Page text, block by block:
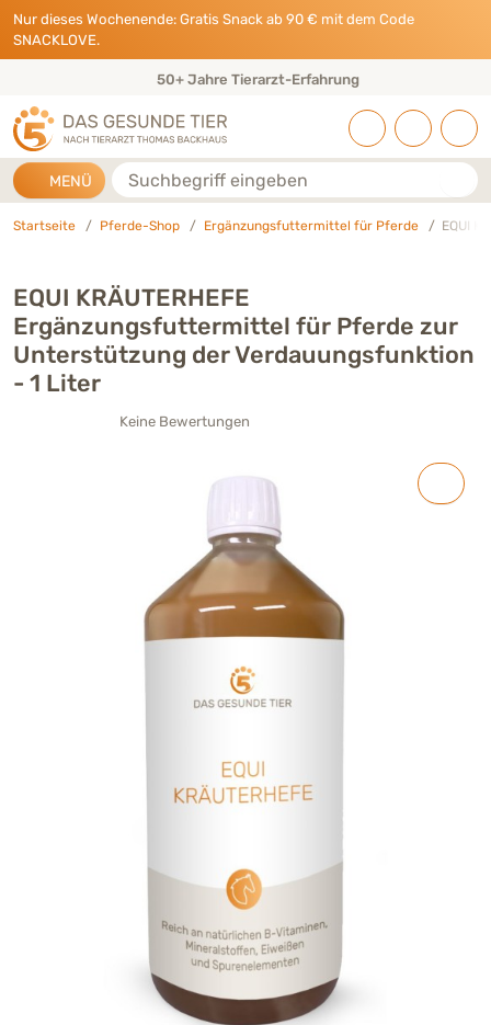
Direkt zu:
INHALT
HAUPTMENÜ
FOOTER
Nur dieses Wochenende: Gratis Snack ab 90 € mit dem Code
SNACKLOVE.
50+ Jahre Tierarzt-Erfahrung
MENÜ Suche
Startseite Pferde-Shop Ergänzungsfuttermittel für Pferde EQUI
EQUI KRÄUTERHEFE
Ergänzungsfuttermittel für Pferde zur
Unterstützung der Verdauungsfunktion
- 1 Liter
Keine Bewertungen